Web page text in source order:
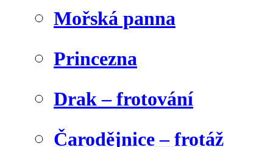
Mořská panna
Princezna
Drak – frotování
Čarodějnice – frotáž